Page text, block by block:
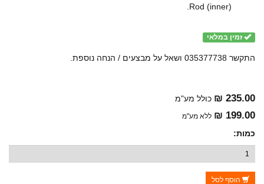
Rod (inner).
זמין במלאי
התקשר 035377738 ושאל על מבצעים / הנחה נוספת.
235.00 ₪ כולל מע"מ
199.00 ₪ ללא מע"מ
כמות:
הוסף לסל